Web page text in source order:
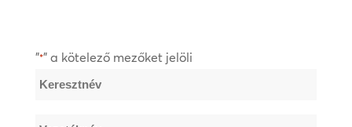
"*" a kötelező mezőket jelöli
Név
Keresztnév